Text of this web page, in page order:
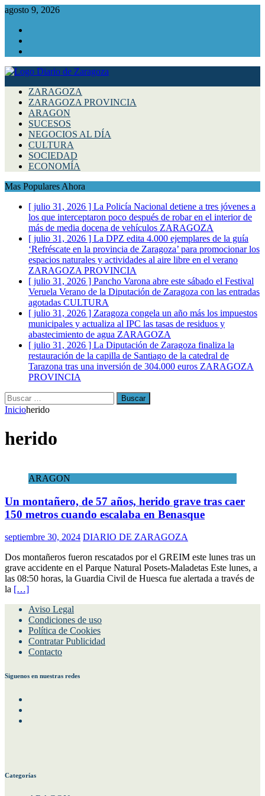
agosto 9, 2026
ZARAGOZA
ZARAGOZA PROVINCIA
ARAGON
SUCESOS
NEGOCIOS AL DÍA
CULTURA
SOCIEDAD
ECONOMÍA
Mas Populares Ahora
[ julio 31, 2026 ] La Policía Nacional detiene a tres jóvenes a
los que interceptaron poco después de robar en el interior de
más de media docena de vehículos ZARAGOZA
[ julio 31, 2026 ] La DPZ edita 4.000 ejemplares de la guía
‘Refréscate en la provincia de Zaragoza’ para promocionar los
espacios naturales y actividades al aire libre en el verano
ZARAGOZA PROVINCIA
[ julio 31, 2026 ] Pancho Varona abre este sábado el Festival
Veruela Verano de la Diputación de Zaragoza con las entradas
agotadas CULTURA
[ julio 31, 2026 ] Zaragoza congela un año más los impuestos
municipales y actualiza al IPC las tasas de residuos y
abastecimiento de agua ZARAGOZA
[ julio 31, 2026 ] La Diputación de Zaragoza finaliza la
restauración de la capilla de Santiago de la catedral de
Tarazona tras una inversión de 304.000 euros ZARAGOZA
PROVINCIA
Buscar:
Inicioherido
herido
ARAGON
Un montañero, de 57 años, herido grave tras caer
150 metros cuando escalaba en Benasque
septiembre 30, 2024 DIARIO DE ZARAGOZA
Dos montañeros fueron rescatados por el GREIM este lunes tras un
grave accidente en el Parque Natural Posets-Maladetas Este lunes, a
las 08:50 horas, la Guardia Civil de Huesca fue alertada a través de
la […]
Aviso Legal
Condiciones de uso
Política de Cookies
Contratar Publicidad
Contacto
Siguenos en nuestras redes
Categorías